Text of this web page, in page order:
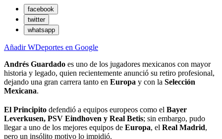
facebook
twitter
whatsapp
Añadir WDeportes en Google
Andrés Guardado es uno de los jugadores mexicanos con mayor
historia y legado, quien recientemente anunció su retiro profesional,
dejando una gran carrera tanto en Europa y con la Selección
Mexicana.
El Principito defendió a equipos europeos como el Bayer
Leverkusen, PSV Eindhoven y Real Betis; sin embargo, pudo
llegar a uno de los mejores equipos de Europa, el Real Madrid,
pero un insólito motivo lo impidió.